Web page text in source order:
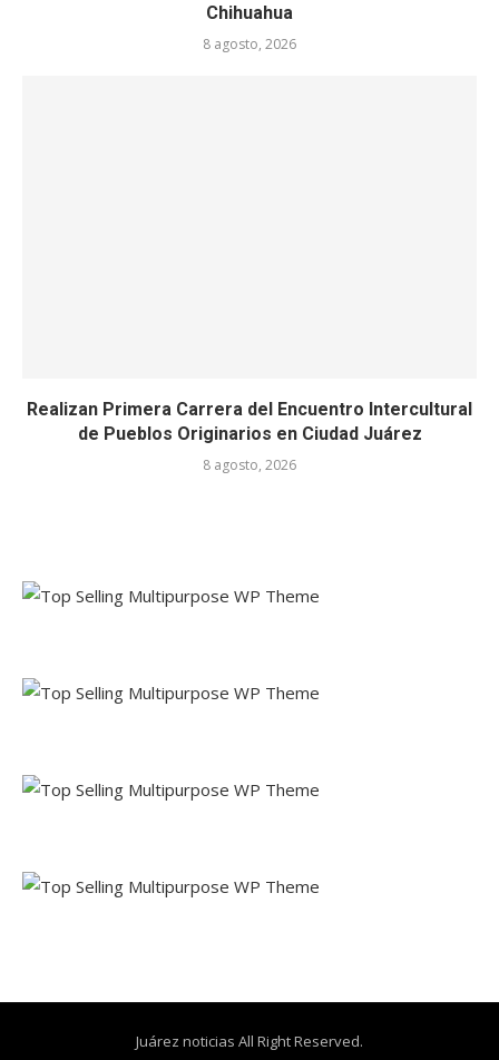
Chihuahua
8 agosto, 2026
Realizan Primera Carrera del Encuentro Intercultural
de Pueblos Originarios en Ciudad Juárez
8 agosto, 2026
Juárez noticias All Right Reserved.